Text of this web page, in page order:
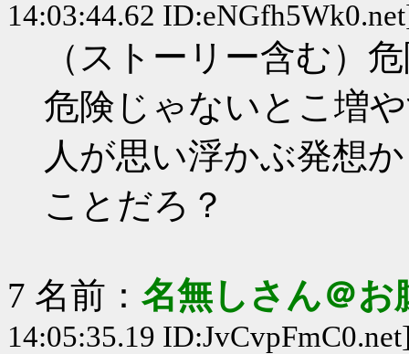
14:03:44.62
（ストーリー含む）
危険じゃないとこ増
人が思い浮かぶ発想
ことだろ？
7 名前： 名無しさん＠
14:05:35.19